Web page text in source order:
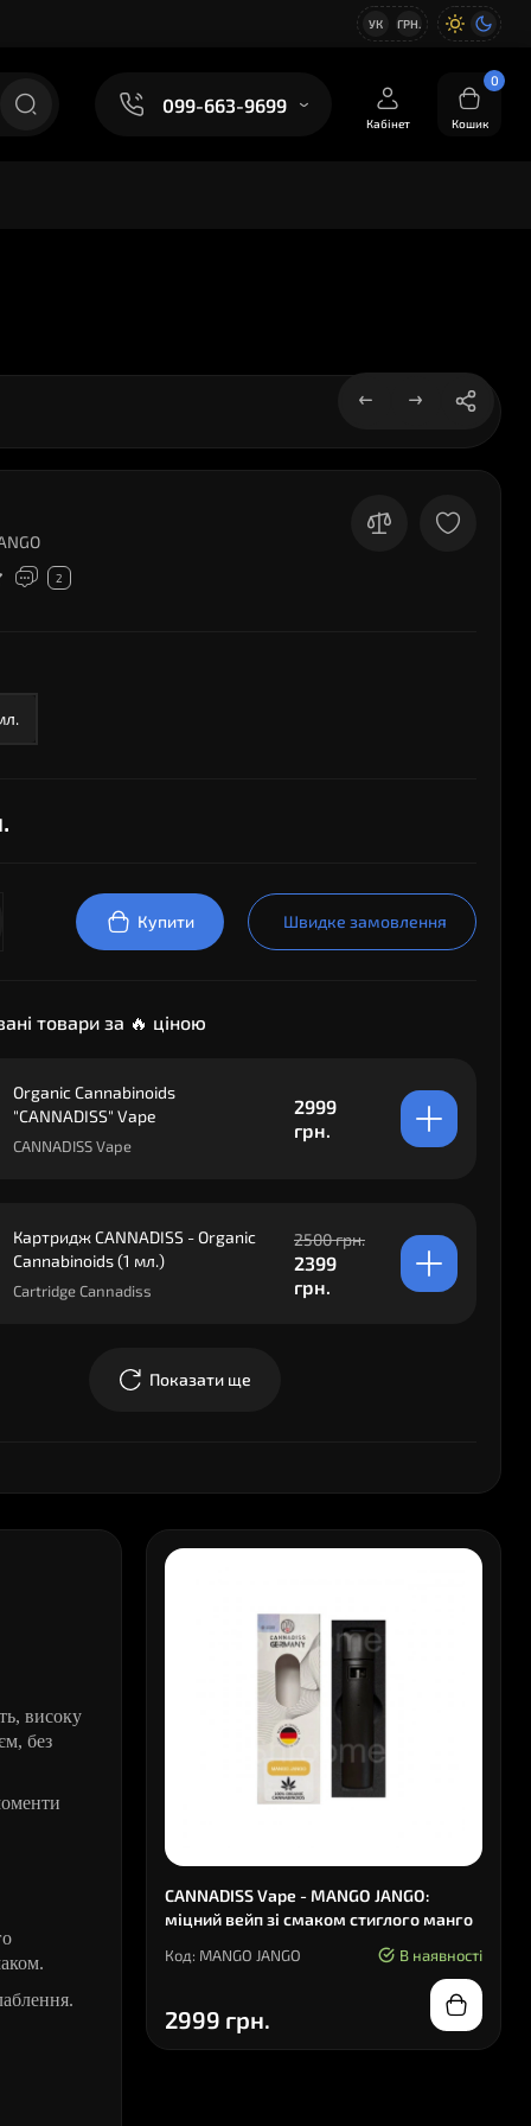
УК ГРН.
099-663-9699
Кабінет
0
Кошик
2
Купити Швидке замовлення
товари за 🔥 ціною
Organic Cannabinoids
"CANNADISS" Vape
CANNADISS Vape
2999
грн.
Картридж CANNADISS - Organic
Cannabinoids (1 мл.)
Cartridge Cannadiss
2500 грн.
2399
грн.
Показати ще
високу
без
CANNADISS Vape - MANGO JANGO:
міцний вейп зі смаком стиглого манго
Код: MANGO JANGO В наявності
2999 грн.